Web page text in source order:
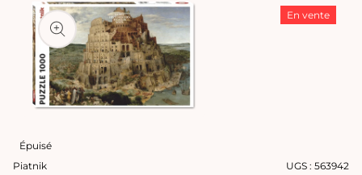
En vente
média
1
Épuisé
Piatnik
UGS : 563942